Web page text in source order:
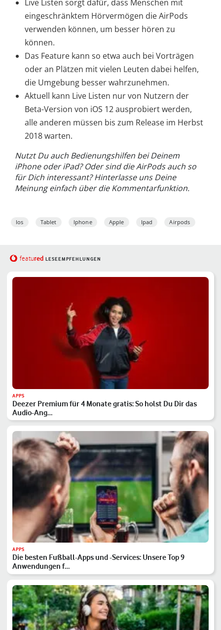
Live Listen sorgt dafür, dass Menschen mit
eingeschränktem Hörvermögen die AirPods
verwenden können, um besser hören zu
können.
Das Feature kann so etwa auch bei Vorträgen
oder an Plätzen mit vielen Leuten dabei helfen,
die Umgebung besser wahrzunehmen.
Aktuell kann Live Listen nur von Nutzern der
Beta-Version von iOS 12 ausprobiert werden,
alle anderen müssen bis zum Release im Herbst
2018 warten.
Nutzt Du auch Bedienungshilfen bei Deinem
iPhone oder iPad? Oder sind die AirPods auch so
für Dich interessant? Hinterlasse uns Deine
Meinung einfach über die Kommentarfunktion.
Ios Tablet Iphone Apple Ipad Airpods
featured LESEEMPFEHLUNGEN
APPS
Deezer Premium für 4 Monate gratis: So holst Du Dir das
Audio-Ang…
APPS
Die besten Fußball-Apps und -Services: Unsere Top 9
Anwendungen f…